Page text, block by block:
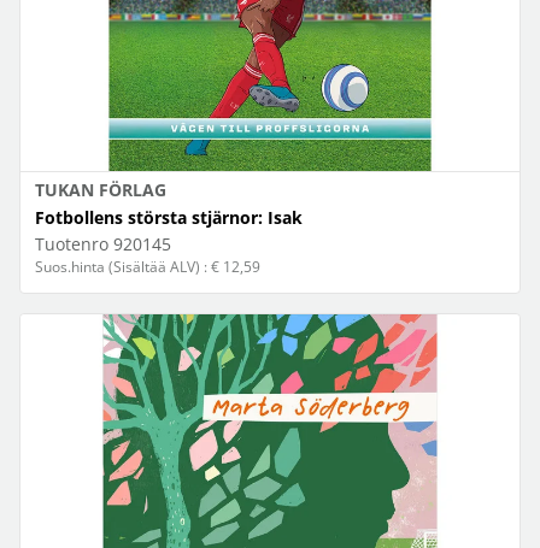
TUKAN FÖRLAG
Fotbollens största stjärnor: Isak
Tuotenro 920145
Suos.hinta (Sisältää ALV) : € 12,59